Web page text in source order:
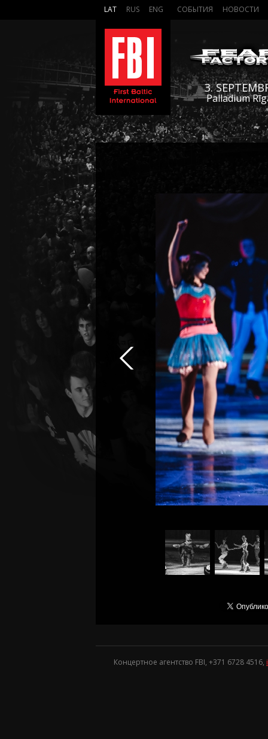
LAT RUS ENG СОБЫТИЯ НОВОСТИ
3.
Palladium
Концертное агентство FBI, +371 6728 4516,